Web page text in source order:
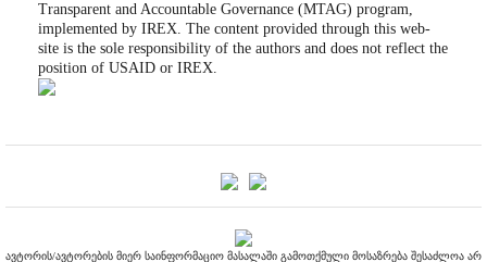
Transparent and Accountable Governance (MTAG) program,
implemented by IREX. The content provided through this web-
site is the sole responsibility of the authors and does not reflect the
position of USAID or IREX.
ავტორის/ავტორების მიერ საინფორმაციო მასალაში გამოთქმული მოსაზრება შესაძლოა არ